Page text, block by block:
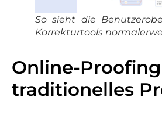
So sieht die
Korrekturtools
Online-
traditionelles